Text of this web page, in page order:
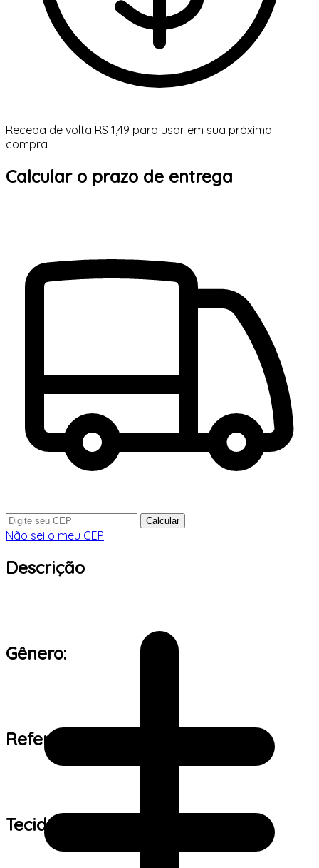
Receba de volta R$ 1,49 para usar em sua próxima
compra
Calcular o prazo de entrega
Calcular
Não sei o meu CEP
Descrição
Gênero:
Referência de tamanho:
Tecido: